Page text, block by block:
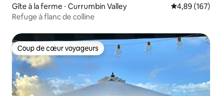
Gîte à la ferme ⋅ Currumbin Valley Évaluation
4,89 (167)
Refuge à flanc de colline
Coup de cœur voyageurs
Coup de cœur voyageurs